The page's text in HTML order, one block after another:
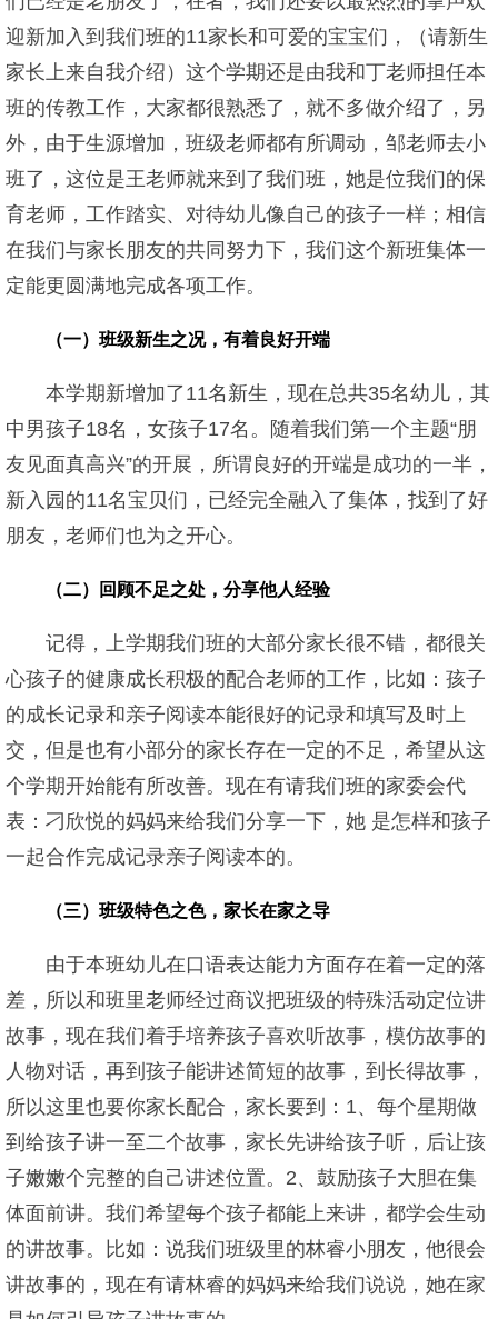
迎新加入到我们班的11家长和可爱的宝宝们，（请新生
家长上来自我介绍）这个学期还是由我和丁老师担任本
班的传教工作，大家都很熟悉了，就不多做介绍了，另
外，由于生源增加，班级老师都有所调动，邹老师去小
班了，这位是王老师就来到了我们班，她是位我们的保
育老师，工作踏实、对待幼儿像自己的孩子一样；相信
在我们与家长朋友的共同努力下，我们这个新班集体一
定能更圆满地完成各项工作。
（一）班级新生之况，有着良好开端
本学期新增加了11名新生，现在总共35名幼儿，其
中男孩子18名，女孩子17名。随着我们第一个主题“朋
友见面真高兴”的开展，所谓良好的开端是成功的一半，
新入园的11名宝贝们，已经完全融入了集体，找到了好
朋友，老师们也为之开心。
（二）回顾不足之处，分享他人经验
记得，上学期我们班的大部分家长很不错，都很关
心孩子的健康成长积极的配合老师的工作，比如：孩子
的成长记录和亲子阅读本能很好的记录和填写及时上
交，但是也有小部分的家长存在一定的不足，希望从这
个学期开始能有所改善。现在有请我们班的家委会代
表：刁欣悦的妈妈来给我们分享一下，她 是怎样和孩子
一起合作完成记录亲子阅读本的。
（三）班级特色之色，家长在家之导
由于本班幼儿在口语表达能力方面存在着一定的落
差，所以和班里老师经过商议把班级的特殊活动定位讲
故事，现在我们着手培养孩子喜欢听故事，模仿故事的
人物对话，再到孩子能讲述简短的故事，到长得故事，
所以这里也要你家长配合，家长要到：1、每个星期做
到给孩子讲一至二个故事，家长先讲给孩子听，后让孩
子嫩嫩个完整的自己讲述位置。2、鼓励孩子大胆在集
体面前讲。我们希望每个孩子都能上来讲，都学会生动
的讲故事。比如：说我们班级里的林睿小朋友，他很会
讲故事的，现在有请林睿的妈妈来给我们说说，她在家